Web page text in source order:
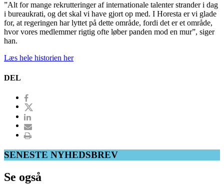
”Alt for mange rekrutteringer af internationale talenter strander i dag
i bureaukrati, og det skal vi have gjort op med. I Horesta er vi glade
for, at regeringen har lyttet på dette område, fordi det er et område,
hvor vores medlemmer rigtig ofte løber panden mod en mur”, siger
han.
Læs hele historien her
DEL
SENESTE NYHEDSBREV
Se også